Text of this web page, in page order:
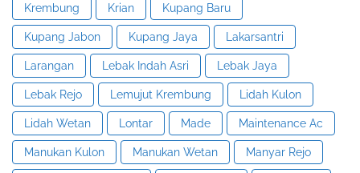
Krembung Krian Kupang Baru
Kupang Jabon Kupang Jaya Lakarsantri
Larangan Lebak Indah Asri Lebak Jaya
Lebak Rejo Lemujut Krembung Lidah Kulon
Lidah Wetan Lontar Made Maintenance Ac
Manukan Kulon Manukan Wetan Manyar Rejo